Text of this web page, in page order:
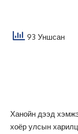
93 Уншсан
Ханойн дээд
хоёр улсын